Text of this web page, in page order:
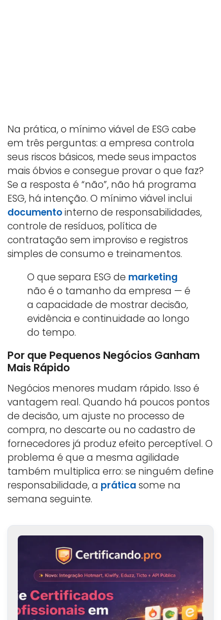
Na prática, o mínimo viável de ESG cabe
em três perguntas: a empresa controla
seus riscos básicos, mede seus impactos
mais óbvios e consegue provar o que faz?
Se a resposta é “não”, não há programa
ESG, há intenção. O mínimo viável inclui
documentointerno de responsabilidades,
controle de resíduos, política de
contratação sem improviso e registros
simples de consumo e treinamentos.
O que separa ESG de marketing
não é o tamanho da empresa — é
a capacidade de mostrar decisão,
evidência e continuidade ao longo
do tempo.
Por que Pequenos Negócios Ganham
Mais Rápido
Negócios menores mudam rápido. Isso é
vantagem real. Quando há poucos pontos
de decisão, um ajuste no processo de
compra, no descarte ou no cadastro de
fornecedores já produz efeito perceptível. O
problema é que a mesma agilidade
também multiplica erro: se ninguém define
responsabilidade, a prática some na
semana seguinte.